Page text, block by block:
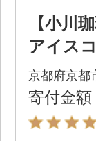
【小川
アイス
1000ml
琲ブラ
気
京都府京都
寄付金額